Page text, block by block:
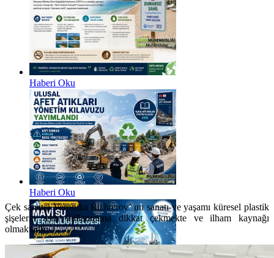
Haberi Oku
Haberi Oku
Çek sanatçı Veronika Richterov’ un sanatı ve yaşamı küresel plastik
şişelerin aşırı kullanımına dikkat çekmekte ve ilham kaynağı
olmaktadır.